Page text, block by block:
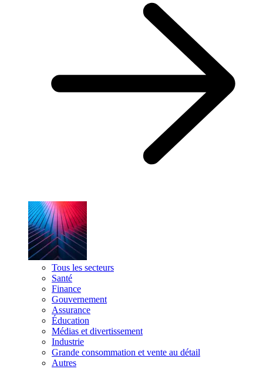
Tous les secteurs
Santé
Finance
Gouvernement
Assurance
Éducation
Médias et divertissement
Industrie
Grande consommation et vente au détail
Autres